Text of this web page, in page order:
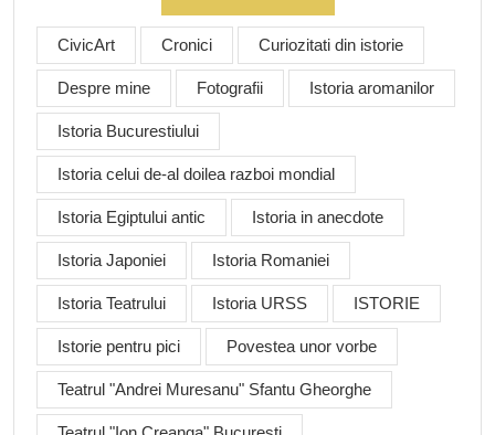
CivicArt Cronici Curiozitati din istorie
Despre mine Fotografii Istoria aromanilor
Istoria Bucurestiului
Istoria celui de-al doilea razboi mondial
Istoria Egiptului antic Istoria in anecdote
Istoria Japoniei Istoria Romaniei
Istoria Teatrului Istoria URSS ISTORIE
Istorie pentru pici Povestea unor vorbe
Teatrul "Andrei Muresanu" Sfantu Gheorghe